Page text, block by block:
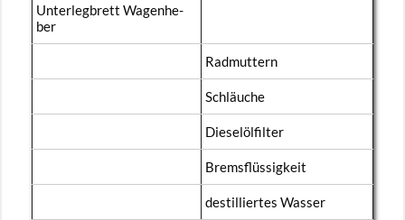
Un­ter­leg­brett Wa­gen­he­
ber
Rad­mut­tern
Schläu­che
Die­sel­öl­fil­ter
Brems­flüs­sig­keit
de­stil­lier­tes Was­ser